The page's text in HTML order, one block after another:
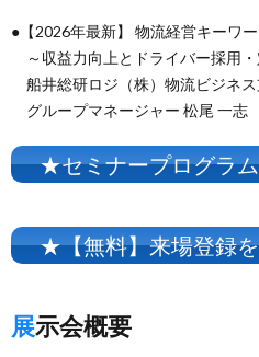
●【2026年最新】 物流経営キーワ
～収益力向上とドライバー採用・
船井総研ロジ（株）物流ビジネ
グループマネージャー 松尾 一志
★セミナープログラ
★【無料】来場登録
展示会概要